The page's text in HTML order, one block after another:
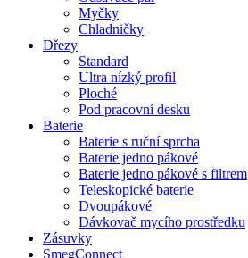
Myčky
Chladničky
Dřezy
Standard
Ultra nízký profil
Ploché
Pod pracovní desku
Baterie
Baterie s ruční sprcha
Baterie jedno pákové
Baterie jedno pákové s filtrem
Teleskopické baterie
Dvoupákové
Dávkovač mycího prostředku
Zásuvky
SmegConnect